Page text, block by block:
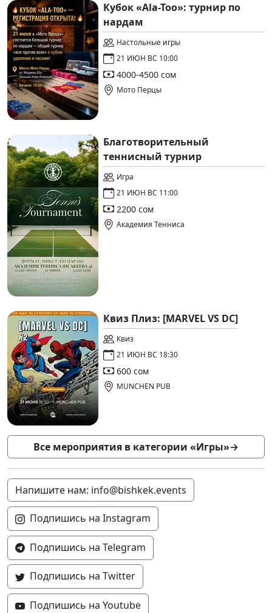
Кубок «Ala-Too»: турнир по
нардам
Настольные игры
21 ИЮН ВС 10:00
4000-4500 сом
Мото Перцы
Благотворительный
теннисный турнир
Игра
21 ИЮН ВС 11:00
2200 сом
Академия Тенниса
Квиз Плиз: [MARVEL VS DC]
Квиз
21 ИЮН ВС 18:30
600 сом
MUNCHEN PUB
Все мероприятия в категории «Игры»→
Напишите нам: info@bishkek.events
Подпишись на Instagram
Подпишись на Telegram
Подпишись на Twitter
Подпишись на Youtube